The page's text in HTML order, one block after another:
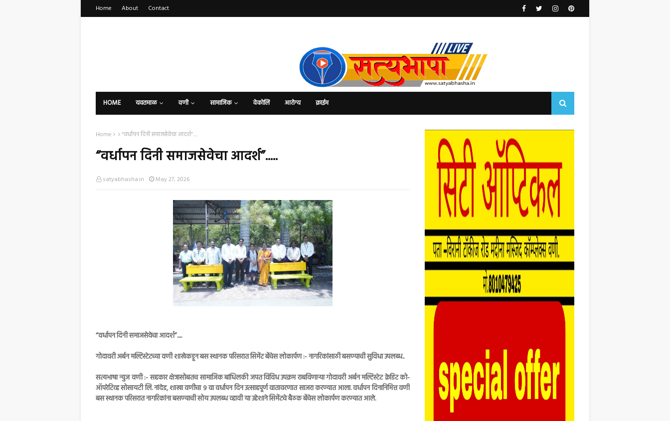
Home About Contact
HOME यवतमाळ वणी सामाजिक वेकोलि आरोग्य क्राईम
Home “वर्धापन दिनी समाजसेवेचा आदर्श”.....
“वर्धापन दिनी समाजसेवेचा आदर्श”.....
satyabhasha.in May 27, 2026
“वर्धापन दिनी समाजसेवेचा आदर्श”.....
गोदावरी अर्बन मल्टिस्टेटच्या वणी शाखेकडून बस स्थानक परिसरात सिमेंट बेंचेस लोकार्पण :- नागरिकांसाठी बसण्याची सुविधा उपलब्ध..
सत्यभाषा न्युज वणी :- सहकार क्षेत्रासोबतच सामाजिक बांधिलकी जपत विविध उपक्रम राबविणाऱ्या गोदावरी अर्बन मल्टिस्टेट क्रेडिट को-
ऑपरेटिव्ह सोसायटी लि. नांदेड, शाखा वणीचा ९ वा वर्धापन दिन उत्साहपूर्ण वातावरणात साजरा करण्यात आला. वर्धापन दिनानिमित्त वणी
बस स्थानक परिसरात नागरिकांना बसण्याची सोय उपलब्ध व्हावी या उद्देशाने सिमेंटचे बैठक बेंचेस लोकार्पण करण्यात आले.